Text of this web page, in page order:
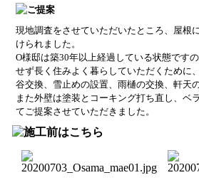
現地調査をさせていただいたところ、屋根
けられました。
O様邸は築30年以上経過している状態です
せず長く住みよく暮らしていただくために
谷交換、雪止めの設置、雨樋の交換、軒天
また外壁は塗装とコーキング打ち直し、ベ
てご提案させていただきました。